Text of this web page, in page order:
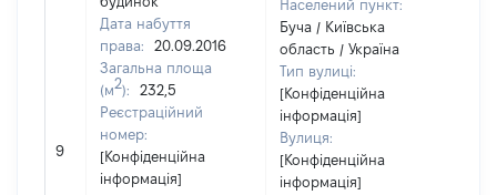
9
Дата набуття
права:
20.09.2016
Загальна площа
(м2):
232,5
Реєстраційний
номер:
[Конфіденційна
інформація]
Населений пункт:
Буча / Київська
область / Україна
Тип вулиці:
[Конфіденційна
інформація]
Вулиця:
[Конфіденційна
інформація]